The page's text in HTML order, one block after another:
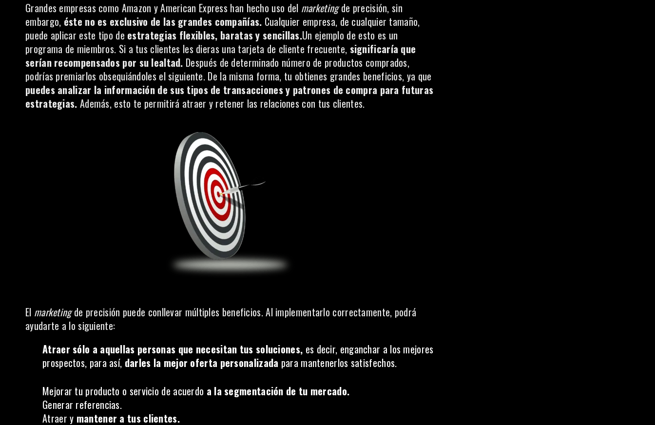
Grandes empresas como Amazon y American Express han hecho uso del marketingde precisión, sin
embargo, éste no es exclusivo de las grandes compañías. Cualquier empresa, de cualquier tamaño,
puede aplicar este tipo de estrategias flexibles, baratas y sencillas.Un ejemplo de esto es un
programa de miembros. Si a tus clientes les dieras una tarjeta de cliente frecuente, significaría que
serían recompensados por su lealtad. Después de determinado número de productos comprados,
podrías premiarlos obsequiándoles el siguiente. De la misma forma, tu obtienes grandes beneficios, ya que
puedes analizar la información de sus tipos de transacciones y patrones de compra para futuras
estrategias. Además, esto te permitirá atraer y retener las relaciones con tus clientes.
El marketingde precisión puede conllevar múltiples beneficios. Al implementarlo correctamente, podrá
ayudarte a lo siguiente:
Atraer sólo a aquellas personas que necesitan tus soluciones, es decir, enganchar a los mejores
prospectos, para así, darles la mejor oferta personalizada para mantenerlos satisfechos.
Mejorar tu producto o servicio de acuerdo a la segmentación de tu mercado.
Generar referencias.
Atraer y mantener a tus clientes.